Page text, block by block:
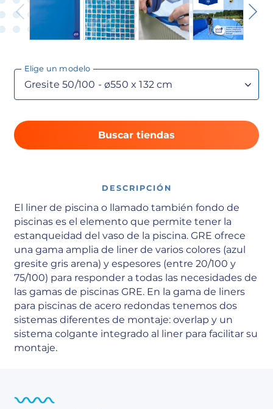
Elige un modelo
Buscar tiendas
DESCRIPCIÓN
El liner de piscina o llamado también fondo de
piscinas es el elemento que permite tener la
estanqueidad del vaso de la piscina. GRE ofrece
una gama amplia de liner de varios colores (azul
gresite gris arena) y espesores (entre 20/100 y
75/100) para responder a todas las necesidades de
las gamas de piscinas GRE. En la gama de liners
para piscinas de acero redondas tenemos dos
sistemas diferentes de montaje: overlap y un
sistema colgante integrado al liner para facilitar su
montaje.